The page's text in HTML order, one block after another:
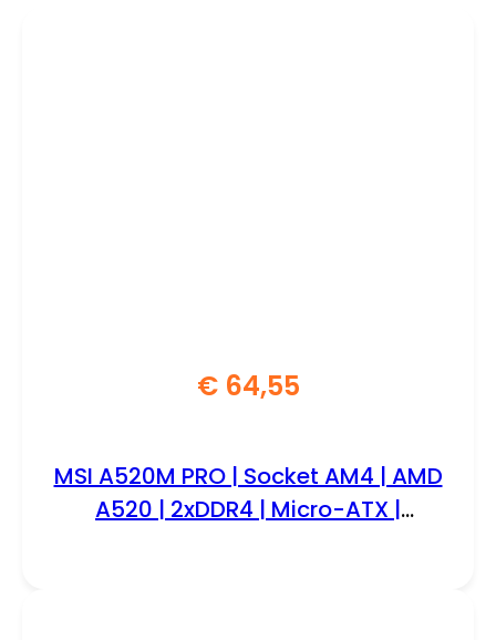
€64,55
MSI A520M PRO | Socket AM4 | AMD
A520 | 2xDDR4 | Micro-ATX |